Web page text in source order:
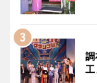
工